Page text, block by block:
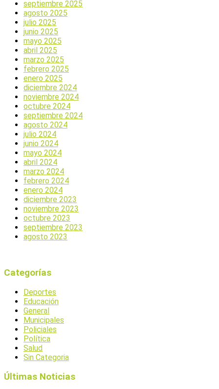
septiembre 2025
agosto 2025
julio 2025
junio 2025
mayo 2025
abril 2025
marzo 2025
febrero 2025
enero 2025
diciembre 2024
noviembre 2024
octubre 2024
septiembre 2024
agosto 2024
julio 2024
junio 2024
mayo 2024
abril 2024
marzo 2024
febrero 2024
enero 2024
diciembre 2023
noviembre 2023
octubre 2023
septiembre 2023
agosto 2023
Categorías
Deportes
Educación
General
Municipales
Policiales
Política
Salud
Sin Categoria
Últimas Noticias